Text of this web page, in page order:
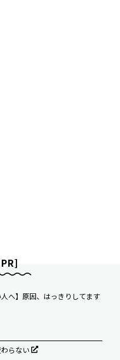
へ】原因、はっきりしてます
らない